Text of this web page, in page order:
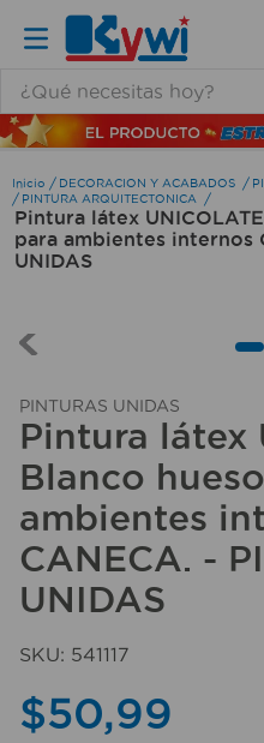
DECORACION Y ACABADOS
PINTURA ARQUITECTONICA
Pintura látex
para ambientes internos
UNIDAS
PINTURAS UNIDAS
Pintura látex
Blanco
ambientes
CANECA. -
UNIDAS
SKU: 541117
$50,99
TÉRMINOS MÁS BUSCADOS
1 .
lamparas
2.
ducha
3.
silla
5.
7.
cerradura
8.
aspiradora
9.
lavamanos
10. taladro